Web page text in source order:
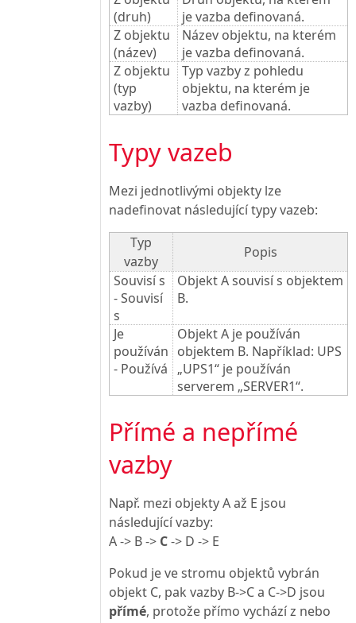
(druh)
je vazba definovaná.
Z objektu
(název)
Název objektu, na kterém
je vazba definovaná.
Z objektu
(typ
vazby)
Typ vazby z pohledu
objektu, na kterém je
vazba definovaná.
Typy vazeb
Mezi jednotlivými objekty lze
nadefinovat následující typy vazeb:
Typ
vazby
Popis
Souvisí s
- Souvisí
s
Objekt A souvisí s objektem
B.
Je
používán
- Používá
Objekt A je používán
objektem B. Například: UPS
„UPS1“ je používán
serverem „SERVER1“.
Přímé a nepřímé
vazby
Např. mezi objekty A až E jsou
následující vazby:
A -> B -> C-> D -> E
Pokud je ve stromu objektů vybrán
objekt C, pak vazby B->C a C->D jsou
přímé, protože přímo vychází z nebo